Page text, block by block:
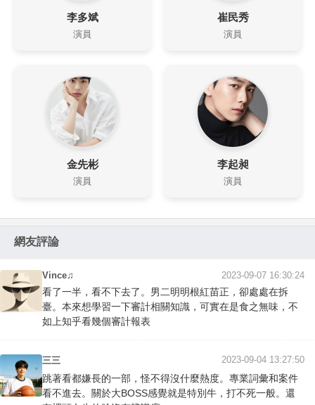
李多斌
演員
崔民秀
演員
金先彬
演員
李起昶
演員
網友評論
Vince♫ 2023-09-07 16:30:24
看了一半，看不下去了。男二明明根紅苗正，卻處處在拆
臺。本來想學習一下審計相關知識，可實在是食之無味，不
如上知乎看幾個審計報表
三三 2023-09-04 13:27:50
跳著看都嫌長的一部，怪不得沒什麼熱度。專業詞彙和案件
看不進去。關於大BOSS感覺就是特別牛，打不死一般。還